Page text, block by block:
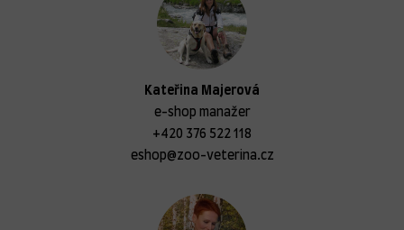
Kateřina Majerová
e-shop manažer
+420 376 522 118
eshop@zoo-veterina.cz